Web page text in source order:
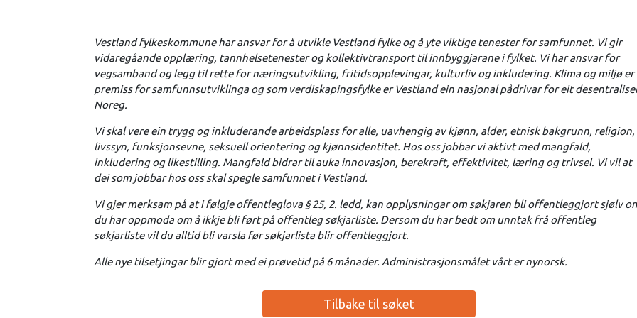
Vestland fylkeskommune har ansvar for å utvikle Vestland fylke og å yte viktige tenester for samfunnet. Vi gir
vidaregåande opplæring, tannhelsetenester og kollektivtransport til innbyggjarane i fylket. Vi har ansvar for
vegsamband og legg til rette for næringsutvikling, fritidsopplevingar, kulturliv og inkludering. Klima og miljø er
premiss for samfunnsutviklinga og som verdiskapingsfylke er Vestland ein nasjonal pådrivar for eit
Noreg.
Vi skal vere ein trygg og inkluderande arbeidsplass for alle, uavhengig av kjønn, alder, etnisk bakgrunn, religion,
livssyn, funksjonsevne, seksuell orientering og kjønnsidentitet. Hos oss jobbar vi aktivt med mangfald,
inkludering og likestilling. Mangfald bidrar til auka innovasjon, berekraft, effektivitet, læring og trivsel. Vi vil at
dei som jobbar hos oss skal spegle samfunnet i Vestland.
Vi gjer merksam på at i følgje offentleglova § 25, 2. ledd, kan opplysningar om søkjaren bli offentleggjort sjølv
du har oppmoda om å ikkje bli ført på offentleg søkjarliste. Dersom du har bedt om unntak frå offentleg
søkjarliste vil du alltid bli varsla før søkjarlista blir offentleggjort.
Alle nye tilsetjingar blir gjort med ei prøvetid på 6 månader. Administrasjonsmålet vårt er nynorsk.
Tilbake til søket